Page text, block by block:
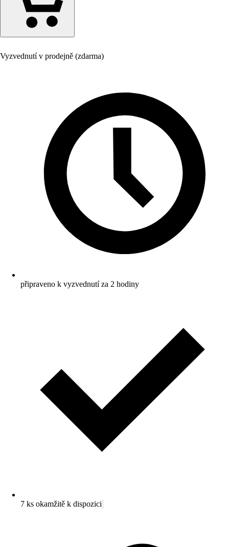
Vyzvednutí v prodejně (zdarma)
připraveno k vyzvednutí za 2 hodiny
7 ks okamžitě k dispozici